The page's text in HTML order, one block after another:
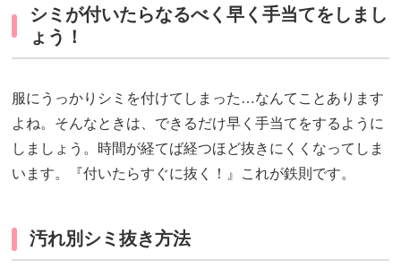
シミが付いたらなるべく早く手当てをしまし
ょう！
服にうっかりシミを付けてしまった…なんてことあります
よね。そんなときは、できるだけ早く手当てをするように
しましょう。時間が経てば経つほど抜きにくくなってしま
います。『付いたらすぐに抜く！』これが鉄則です。
汚れ別シミ抜き方法